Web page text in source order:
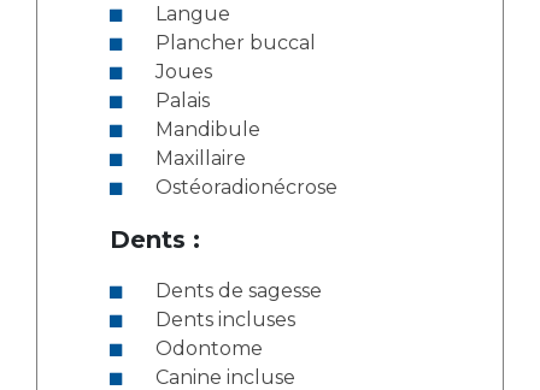
Langue
Plancher buccal
Joues
Palais
Mandibule
Maxillaire
Ostéoradionécrose
Dents :
Dents de sagesse
Dents incluses
Odontome
Canine incluse